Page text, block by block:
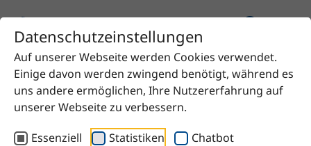
Datenschutzeinstellungen
Auf unserer Webseite werden Cookies verwendet.
Einige davon werden zwingend benötigt, während es
uns andere ermöglichen, Ihre Nutzererfahrung auf
unserer Webseite zu verbessern.
Essenziell
Statistiken Chatbot
Startseite Produkt AlphaPlus® 1-Hexene